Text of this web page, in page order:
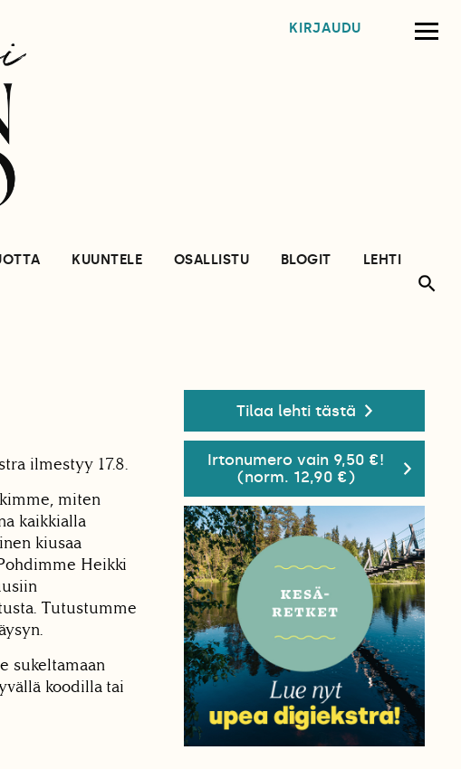
KIRJAUDU
KUUNTELE OSALLISTU BLOGIT
LEHTI
ilmestyy 17.8.
miten
kaikkialla
kiusaa
Heikki
Tutustumme
sukeltamaan
koodilla tai
Tilaa lehti tästä
Irtonumero vain 9,50 €!
(norm. 12,90 €)